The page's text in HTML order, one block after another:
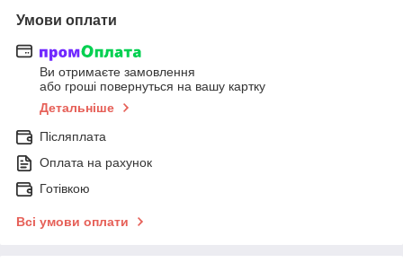
Умови оплати
Ви отримаєте замовлення
або гроші повернуться на вашу картку
Детальніше
Післяплата
Оплата на рахунок
Готівкою
Всі умови оплати